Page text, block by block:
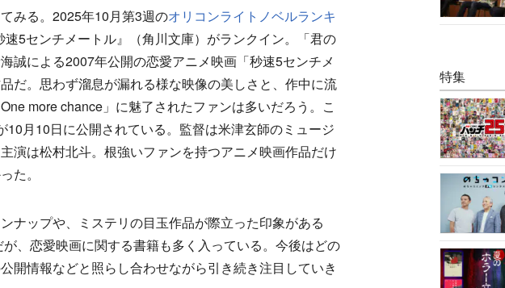
みる。2025年10月第3週のオリコンライトノベルランキ
5センチメートル』（角川文庫）がランクイン。「君の
誠による2007年公開の恋愛アニメ映画「秒速5センチメ
だ。思わず溜息が漏れる様な映像の美しさと、作中に流
more chance」に魅了されたファンは多いだろう。こ
月10日に公開されている。監督は米津玄師のミュージ
演は松村北斗。根強いファンを持つアニメ映画作品だけ
た。
ップや、ミステリの目玉作品が際立った印象がある
、恋愛映画に関する書籍も多く入っている。今後はどの
開情報などと照らし合わせながら引き続き注目していき
特集